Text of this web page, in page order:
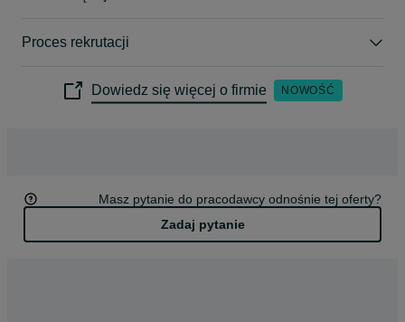
pierwszego dnia jesteś jego częścią. Możesz być sobą, liczyć
Proces rekrutacji
Dowiedz się więcej o firmie NOWOŚĆ
Masz pytanie do pracodawcy odnośnie tej oferty?
Zadaj pytanie